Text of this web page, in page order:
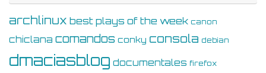
archlinux best plays of the week canon
chiclana comandos conky consola debian
dmaciasblog documentales firefox